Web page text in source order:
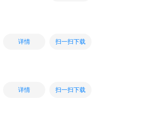
详情 扫一扫下载
详情 扫一扫下载